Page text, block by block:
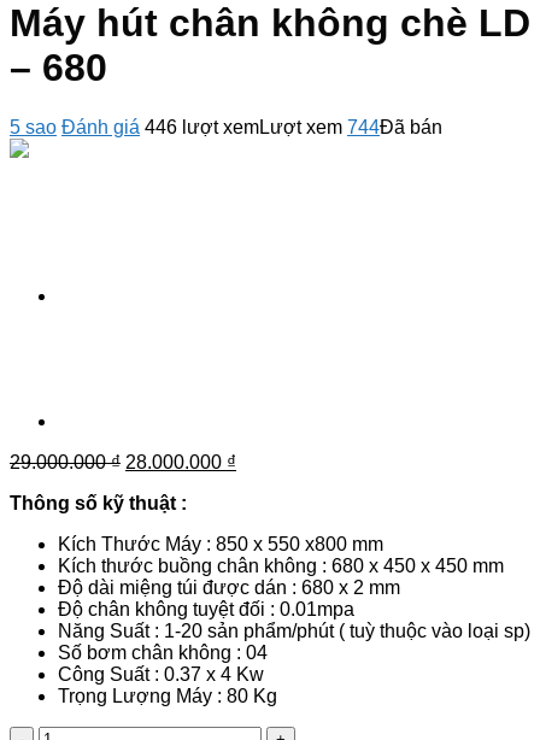
Máy hút chân không chè LD
– 680
5 sao Đánh giá 446 lượt xemLượt xem 744Đã bán
29.000.000₫ Giá
là:
28.000.000 ₫
28.000.000 ₫.
Thông số kỹ thuật :
Kích Thước Máy : 850 x 550 x800 mm
Kích thước buồng chân không : 680 x 450 x 450 mm
Độ dài miệng túi được dán : 680 x 2 mm
Độ chân không tuyệt đối : 0.01mpa
Năng Suất : 1-20 sản phẩm/phút ( tuỳ thuộc vào loại sp)
Số bơm chân không : 04
Công Suất : 0.37 x 4 Kw
Trọng Lượng Máy : 80 Kg
Máy